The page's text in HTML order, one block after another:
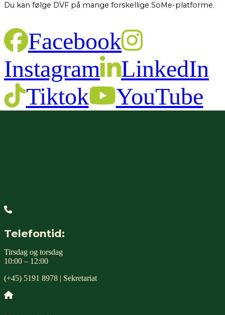
Du kan følge DVF på mange forskellige SoMe-platforme.
Facebook
Instagram
LinkedIn
Tiktok
YouTube
Telefontid:
Tirsdag og torsdag
10:00 – 12:00
(+45) 5191 8978 | Sekretariat